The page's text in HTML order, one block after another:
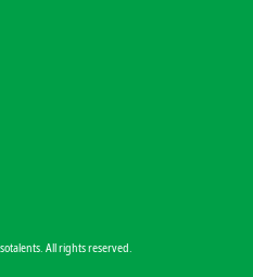
All rights reserved.